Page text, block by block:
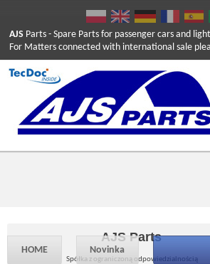
AJS Parts - Spare Parts for passenger cars and
For Matters connected with international sale
HOME Novinka
AJS Parts
Spółka z ograniczoną odpowiedzialnością